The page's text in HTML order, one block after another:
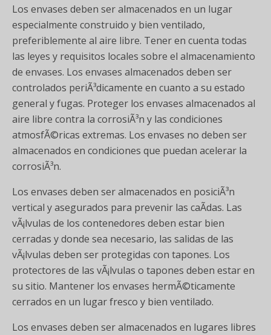
Los envases deben ser almacenados en un lugar
especialmente construido y bien ventilado,
preferiblemente al aire libre. Tener en cuenta todas
las leyes y requisitos locales sobre el almacenamiento
de envases. Los envases almacenados deben ser
controlados periÃ³dicamente en cuanto a su estado
general y fugas. Proteger los envases almacenados al
aire libre contra la corrosiÃ³n y las condiciones
atmosfÃ©ricas extremas. Los envases no deben ser
almacenados en condiciones que puedan acelerar la
corrosiÃ³n.
Los envases deben ser almacenados en posiciÃ³n
vertical y asegurados para prevenir las caÃ­das. Las
vÃ¡lvulas de los contenedores deben estar bien
cerradas y donde sea necesario, las salidas de las
vÃ¡lvulas deben ser protegidas con tapones. Los
protectores de las vÃ¡lvulas o tapones deben estar en
su sitio. Mantener los envases hermÃ©ticamente
cerrados en un lugar fresco y bien ventilado.
Los envases deben ser almacenados en lugares libres